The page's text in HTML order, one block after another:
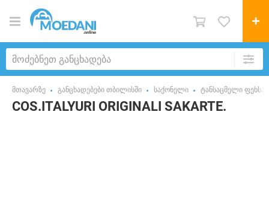
მთავარზე განცხადებები თბილისში საქონელი ტანსაცმელი
COS.ITALYURI ORIGINALI SAKARTE.